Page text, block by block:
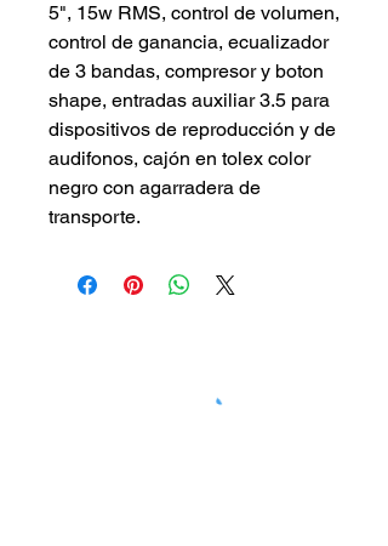
5", 15w RMS, control de volumen,
control de ganancia, ecualizador
de 3 bandas, compresor y boton
shape, entradas auxiliar 3.5 para
dispositivos de reproducción y de
audifonos, cajón en tolex color
negro con agarradera de
transporte.